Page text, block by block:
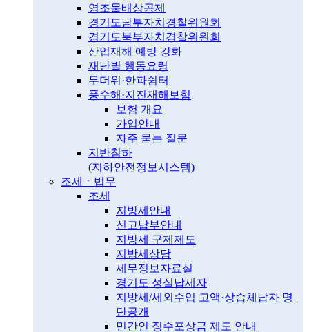
영조물배상공제
경기도남부자치경찰위원회
경기도북부자치경찰위원회
산업재해 예방 강화
재난별 행동요령
무더위·한파쉼터
풍수해·지진재해보험
보험 개요
가입안내
자주 묻는 질문
지반침하
(지하안전정보시스템)
조세ㆍ법무
조세
지방세안내
신고납부안내
지방세 구제제도
지방세상담
세무정보자료실
경기도 성실납세자
지방세/세외수입 고액·상습체납자 명
단공개
민간인 징수포상금 제도 안내